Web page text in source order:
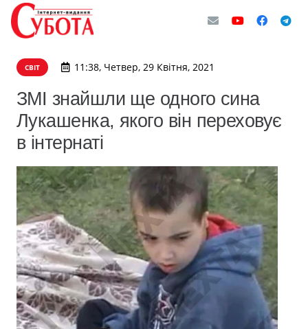
СВІТ 11:38, Четвер, 29 Квітня, 2021
ЗМІ знайшли ще одного сина
Лукашенка, якого він переховує
в інтернаті